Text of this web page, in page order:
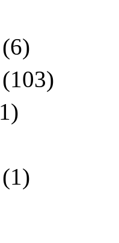
(6)
(103)
(1)